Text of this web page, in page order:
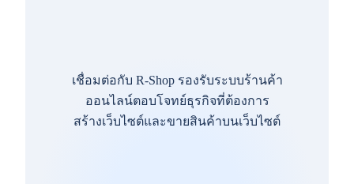
เชื่อมต่อกับ R-Shop รองรับระบบร้านค้า
ออนไลน์ตอบโจทย์ธุรกิจที่ต้องการ
สร้างเว็บไซต์และขายสินค้าบนเว็บไซต์